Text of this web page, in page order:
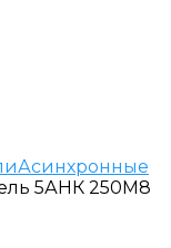
Асинхронные
5АНК 250М8